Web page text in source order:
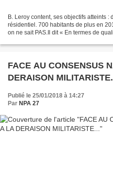
B. Leroy content, ses objectifs atteints
résidentiel. 700 habitants de plus en
on ne sait PAS.Il dit « En termes de
FACE AU CONSENSUS
DERAISON
Publié le 25/01/2018 à 14:27
Par NPA 27